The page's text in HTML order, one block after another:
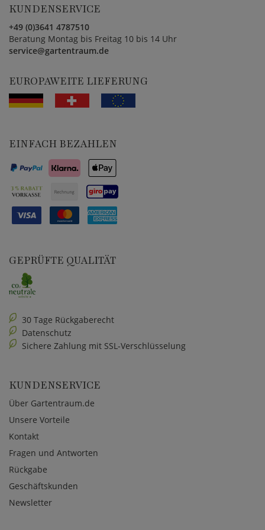
KUNDENSERVICE
+49 (0)3641 4787510
Beratung Montag bis Freitag 10 bis 14 Uhr
service@gartentraum.de
EUROPAWEITE LIEFERUNG
EINFACH BEZAHLEN
GEPRÜFTE QUALITÄT
30 Tage Rückgaberecht
Datenschutz
Sichere Zahlung mit SSL-Verschlüsselung
KUNDENSERVICE
Über Gartentraum.de
Unsere Vorteile
Kontakt
Fragen und Antworten
Rückgabe
Geschäftskunden
Newsletter